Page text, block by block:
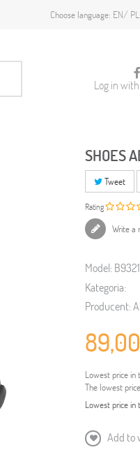
Choose language: EN PL
Log in
SHOES
Tweet
Rating
Write a
Model:
Kategoria:
Producent:
Lowest price in
The lowest
Lowest price in
Add to